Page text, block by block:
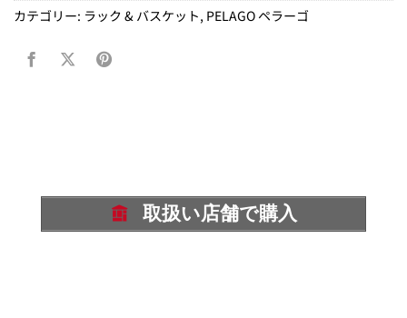
カテゴリー: ラック & バスケット, PELAGO ペラーゴ
取扱い店舗で購入